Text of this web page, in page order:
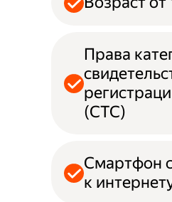
Права
(СТС)
Смартфон
к